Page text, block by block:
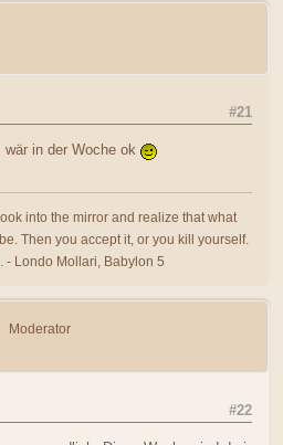
#21
in der Woche ok
into the mirror and realize that what
Then you accept it, or you kill yourself.
- Londo Mollari, Babylon 5
Moderator
#22